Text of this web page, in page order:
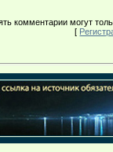
комментарии могут
[